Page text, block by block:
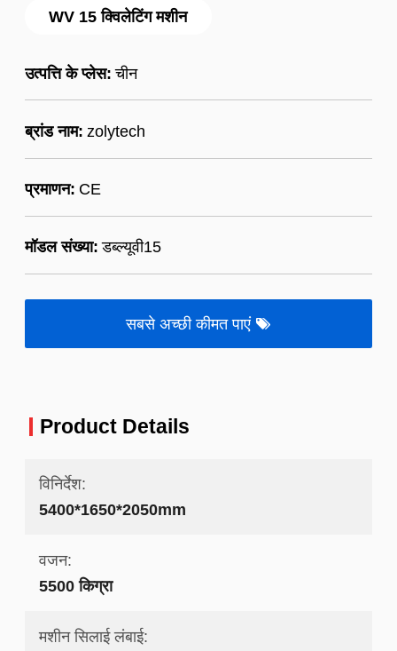
WV 15 क्विलेटिंग मशीन
उत्पत्ति के प्लेस: चीन
ब्रांड नाम: zolytech
प्रमाणन: CE
मॉडल संख्या: डब्ल्यूवी15
सबसे अच्छी कीमत पाएं
Product Details
विनिर्देश:
5400*1650*2050mm
वजन:
5500 किग्रा
मशीन सिलाई लंबाई: